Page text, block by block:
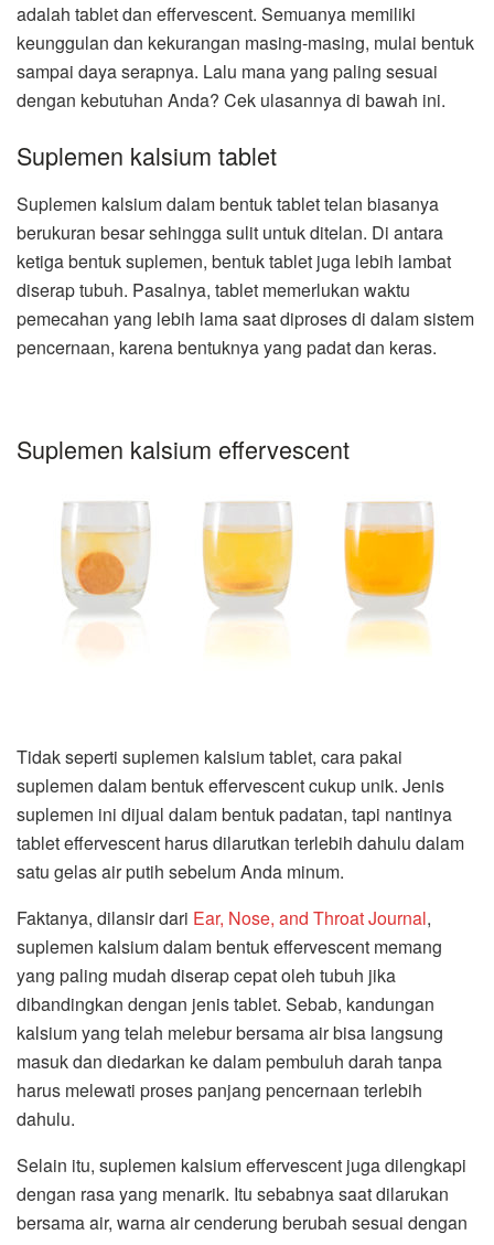
adalah tablet dan effervescent. Semuanya memiliki
keunggulan dan kekurangan masing-masing, mulai bentuk
sampai daya serapnya. Lalu mana yang paling sesuai
dengan kebutuhan Anda? Cek ulasannya di bawah ini.
Suplemen kalsium tablet
Suplemen kalsium dalam bentuk tablet telan biasanya
berukuran besar sehingga sulit untuk ditelan. Di antara
ketiga bentuk suplemen, bentuk tablet juga lebih lambat
diserap tubuh. Pasalnya, tablet memerlukan waktu
pemecahan yang lebih lama saat diproses di dalam sistem
pencernaan, karena bentuknya yang padat dan keras.
Suplemen kalsium effervescent
Tidak seperti suplemen kalsium tablet, cara pakai
suplemen dalam bentuk effervescent cukup unik. Jenis
suplemen ini dijual dalam bentuk padatan, tapi nantinya
tablet effervescent harus dilarutkan terlebih dahulu dalam
satu gelas air putih sebelum Anda minum.
Faktanya, dilansir dari Ear, Nose, and Throat Journal,
suplemen kalsium dalam bentuk effervescent memang
yang paling mudah diserap cepat oleh tubuh jika
dibandingkan dengan jenis tablet. Sebab, kandungan
kalsium yang telah melebur bersama air bisa langsung
masuk dan diedarkan ke dalam pembuluh darah tanpa
harus melewati proses panjang pencernaan terlebih
dahulu.
Selain itu, suplemen kalsium effervescent juga dilengkapi
dengan rasa yang menarik. Itu sebabnya saat dilarukan
bersama air, warna air cenderung berubah sesuai dengan